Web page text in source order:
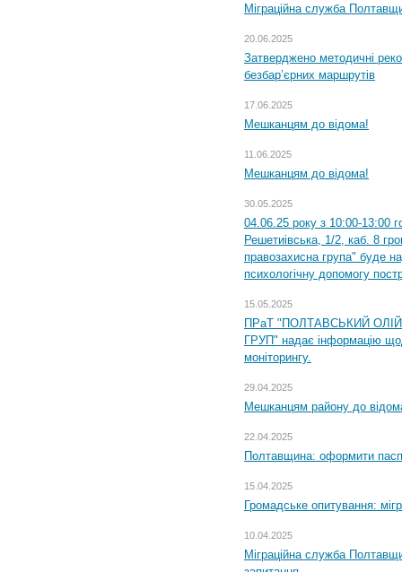
Міграційна служба
20.06.2025
Затверджено методичні
безбар’єрних маршрутів
17.06.2025
Мешканцям до відома!
11.06.2025
Мешканцям до відома!
30.05.2025
04.06.25 року з 10:00-13:00
Решетиівська, 1/2, каб. 8
правозахисна група" буде
психологічну допомогу
15.05.2025
ПРаТ "ПОЛТАВСЬКИЙ
ГРУП" надає інформацію
моніторингу.
29.04.2025
Мешканцям району до
22.04.2025
Полтавщина: оформити
15.04.2025
Громадське опитування:
10.04.2025
Міграційна служба